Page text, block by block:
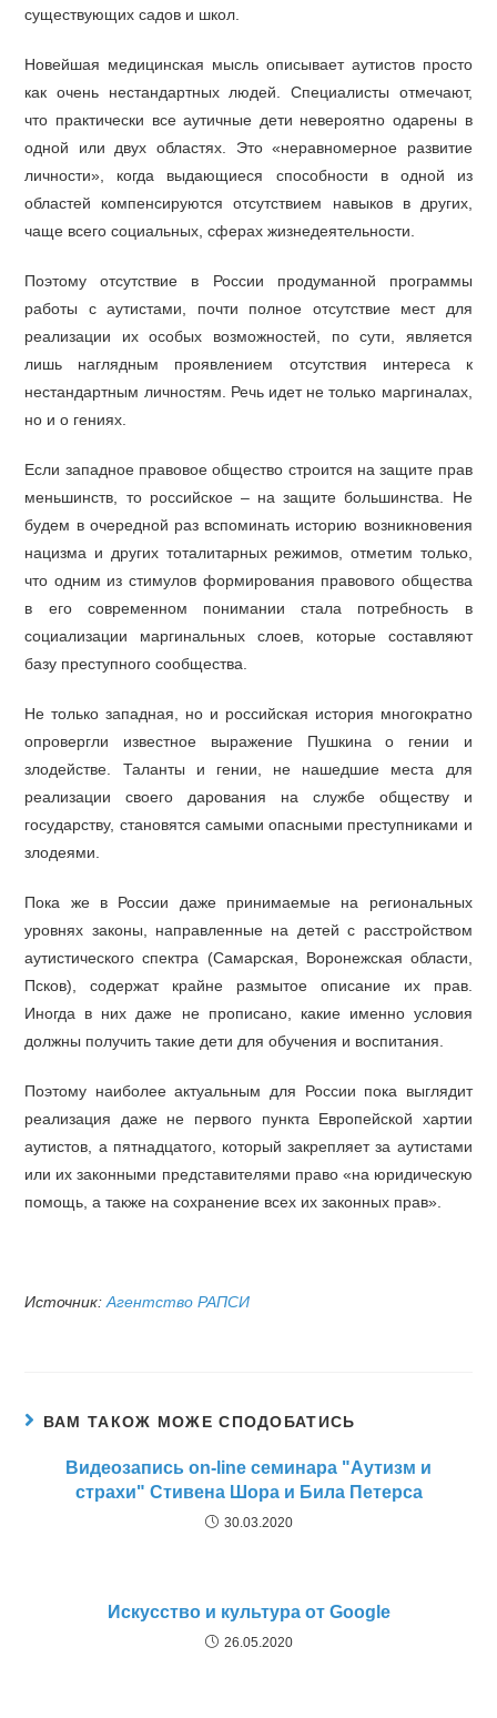
существующих садов и школ.
Новейшая медицинская мысль описывает аутистов просто
как очень нестандартных людей. Специалисты отмечают,
что практически все аутичные дети невероятно одарены в
одной или двух областях. Это «неравномерное развитие
личности», когда выдающиеся способности в одной из
областей компенсируются отсутствием навыков в других,
чаще всего социальных, сферах жизнедеятельности.
Поэтому отсутствие в России продуманной программы
работы с аутистами, почти полное отсутствие мест для
реализации их особых возможностей, по сути, является
лишь наглядным проявлением отсутствия интереса к
нестандартным личностям. Речь идет не только маргиналах,
но и о гениях.
Если западное правовое общество строится на защите прав
меньшинств, то российское – на защите большинства. Не
будем в очередной раз вспоминать историю возникновения
нацизма и других тоталитарных режимов, отметим только,
что одним из стимулов формирования правового общества
в его современном понимании стала потребность в
социализации маргинальных слоев, которые составляют
базу преступного сообщества.
Не только западная, но и российская история многократно
опровергли известное выражение Пушкина о гении и
злодействе. Таланты и гении, не нашедшие места для
реализации своего дарования на службе обществу и
государству, становятся самыми опасными преступниками и
злодеями.
Пока же в России даже принимаемые на региональных
уровнях законы, направленные на детей с расстройством
аутистического спектра (Самарская, Воронежская области,
Псков), содержат крайне размытое описание их прав.
Иногда в них даже не прописано, какие именно условия
должны получить такие дети для обучения и воспитания.
Поэтому наиболее актуальным для России пока выглядит
реализация даже не первого пункта Европейской хартии
аутистов, а пятнадцатого, который закрепляет за аутистами
или их законными представителями право «на юридическую
помощь, а также на сохранение всех их законных прав».
Источник:Агентство РАПСИ
ВАМ ТАКОЖ МОЖЕ СПОДОБАТИСЬ
Видеозапись on-line семинара "Аутизм и
страхи" Стивена Шора и Била Петерса
30.03.2020
Искусство и культура от Google
26.05.2020